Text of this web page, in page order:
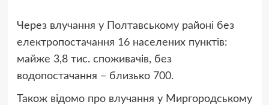
Через влучання у Полтавському районі без
електропостачання 16 населених пунктів:
майже 3,8 тис. споживачів, без
водопостачання – близько 700.
Також відомо про влучання у Миргородському